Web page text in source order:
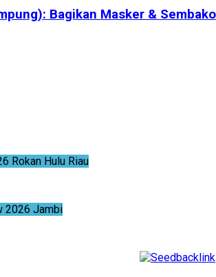
Bagikan Masker &
Rokan Hulu Riau
2026 Jambi